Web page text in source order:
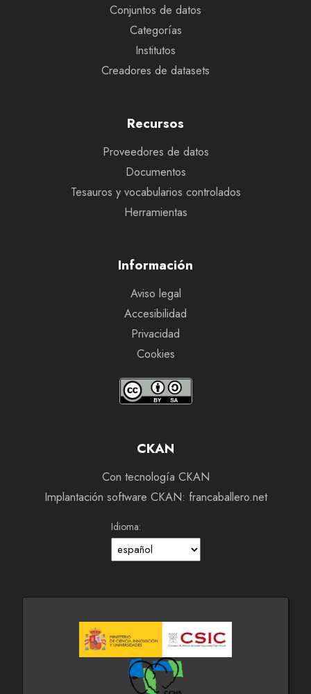
Conjuntos de datos
Categorías
Institutos
Creadores de datasets
Recursos
Proveedores de datos
Documentos
Tesauros y vocabularios controlados
Herramientas
Información
Aviso legal
Accesibilidad
Privacidad
Cookies
CKAN
Con tecnología CKAN
Implantación software CKAN: francaballero.net
Idioma